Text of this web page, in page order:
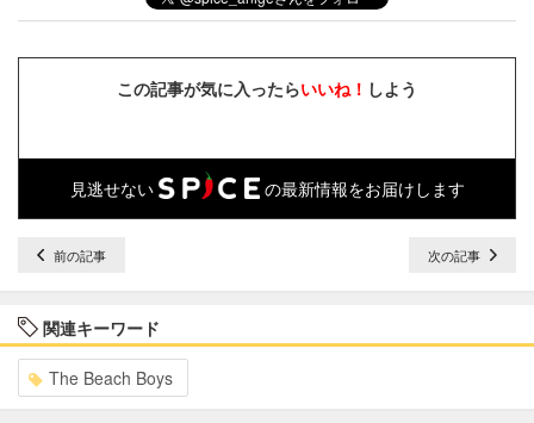
この記事が気に入ったらいいね！ しよう
見逃せない の最新情報をお届けします
前の記事 次の記事
関連キーワード
The Beach Boys